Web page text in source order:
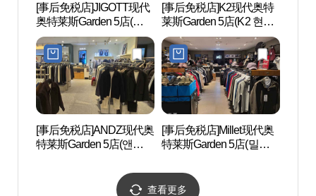
[事后免税店]JIGOTT现代
奥特莱斯Garden 5店(지고
트 현대아울렛 가든파이
브점)
[事后免税店]K2现代奥特
莱斯Garden 5店(K2 현대
아울렛 가든파이브점)
[事后免税店]ANDZ现代奥
特莱斯Garden 5店(앤드지
[事后免税店]Millet现代奥
特莱斯Garden 5店(밀레
점)
查看更多